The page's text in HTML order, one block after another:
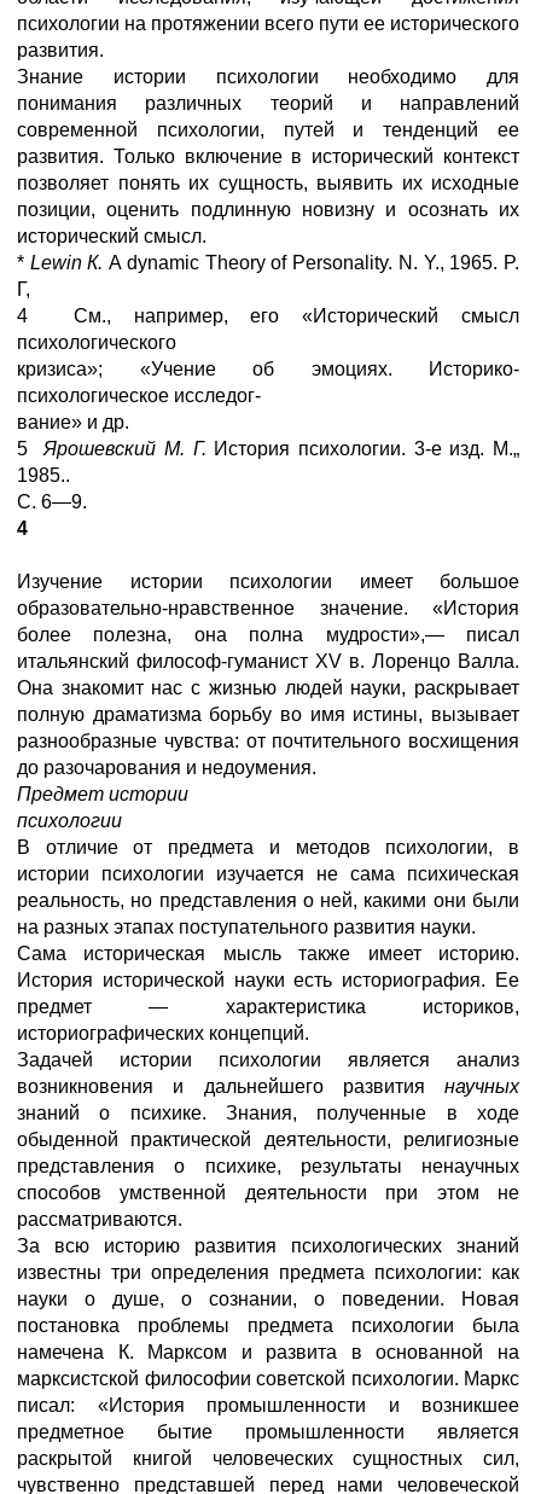
психологии на протяжении всего пути ее исторического
развития.
Знание истории психологии необходимо для
понимания различных теорий и направлений
современной психологии, путей и тенденций ее
развития. Только включение в исторический контекст
позволяет понять их сущность, выявить их исходные
позиции, оценить подлинную новизну и осознать их
исторический смысл.
* LewinК.A dynamic Theory of Personality. N. Y., 1965. P.
Г,
4 См., например, его «Исторический смысл
психологического
кризиса»; «Учение об эмоциях. Историко-
психологическое исследог-
вание» и др.
5Ярошевский М. Г. История психологии. 3-е изд. М.„
1985..
С. 6—9.
4
Изучение истории психологии имеет большое
образовательно-нравственное значение. «История
более полезна, она полна мудрости»,— писал
итальянский философ-гуманист XV в. Лоренцо Валла.
Она знакомит нас с жизнью людей науки, раскрывает
полную драматизма борьбу во имя истины, вызывает
разнообразные чувства: от почтительного восхищения
до разочарования и недоумения.
Предмет истории
психологии
В отличие от предмета и методов психологии, в
истории психологии изучается не сама психическая
реальность, но представления о ней, какими они были
на разных этапах поступательного развития науки.
Сама историческая мысль также имеет историю.
История исторической науки есть историография. Ее
предмет — характеристика историков,
историографических концепций.
Задачей истории психологии является анализ
возникновения и дальнейшего развития научных
знаний о психике. Знания, полученные в ходе
обыденной практической деятельности, религиозные
представления о психике, результаты ненаучных
способов умственной деятельности при этом не
рассматриваются.
За всю историю развития психологических знаний
известны три определения предмета психологии: как
науки о душе, о сознании, о поведении. Новая
постановка проблемы предмета психологии была
намечена К. Марксом и развита в основанной на
марксистской философии советской психологии. Маркс
писал: «История промышленности и возникшее
предметное бытие промышленности является
раскрытой книгой человеческих сущностных сил,
чувственно представшей перед нами человеческой